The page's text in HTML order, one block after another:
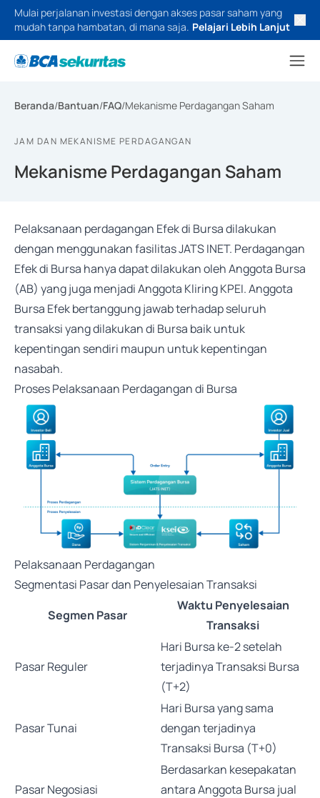
Mulai perjalanan investasi dengan akses pasar saham yang
mudah tanpa hambatan, di mana saja. Pelajari Lebih Lanjut
Beranda/Bantuan/FAQ/Mekanisme Perdagangan Saham
JAM DAN MEKANISME PERDAGANGAN
Mekanisme Perdagangan Saham
Pelaksanaan perdagangan Efek di Bursa dilakukan
dengan menggunakan fasilitas JATS INET. Perdagangan
Efek di Bursa hanya dapat dilakukan oleh Anggota Bursa
(AB) yang juga menjadi Anggota Kliring KPEI. Anggota
Bursa Efek bertanggung jawab terhadap seluruh
transaksi yang dilakukan di Bursa baik untuk
kepentingan sendiri maupun untuk kepentingan
nasabah.
Proses Pelaksanaan Perdagangan di Bursa
Pelaksanaan Perdagangan
Segmentasi Pasar dan Penyelesaian Transaksi
Segmen Pasar
Waktu Penyelesaian
Transaksi
Pasar Reguler
Hari Bursa ke-2 setelah
terjadinya Transaksi Bursa
(T+2)
Pasar Tunai
Hari Bursa yang sama
dengan terjadinya
Transaksi Bursa (T+0)
Pasar Negosiasi
Berdasarkan kesepakatan
antara Anggota Bursa jual